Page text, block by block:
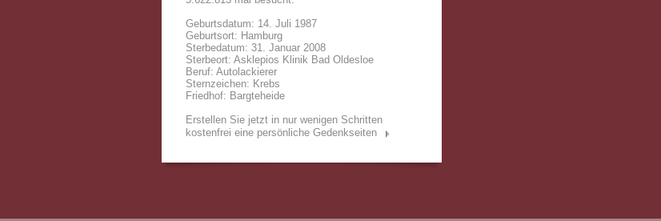
Geburtsdatum: 14. Juli 1987
Geburtsort: Hamburg
Sterbedatum: 31. Januar 2008
Sterbeort: Asklepios Klinik Bad Oldesloe
Beruf: Autolackierer
Sternzeichen: Krebs
Friedhof: Bargteheide
Erstellen Sie jetzt in nur wenigen Schritten
kostenfrei eine persönliche Gedenkseiten